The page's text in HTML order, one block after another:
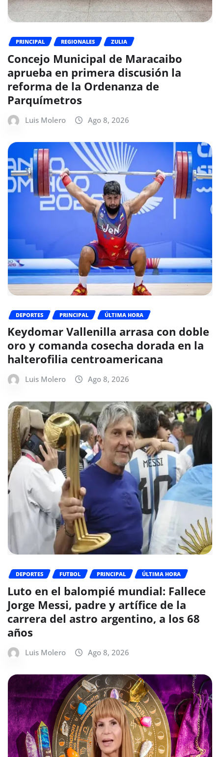
PRINCIPAL REGIONALES ZULIA
Concejo Municipal de Maracaibo
aprueba en primera discusión la
reforma de la Ordenanza de
Parquímetros
Luis Molero Ago 8, 2026
DEPORTES PRINCIPAL ÚLTIMA HORA
Keydomar Vallenilla arrasa con doble
oro y comanda cosecha dorada en la
halterofilia centroamericana
Luis Molero Ago 8, 2026
DEPORTES FUTBOL PRINCIPAL ÚLTIMA HORA
Luto en el balompié mundial: Fallece
Jorge Messi, padre y artífice de la
carrera del astro argentino, a los 68
años
Luis Molero Ago 8, 2026